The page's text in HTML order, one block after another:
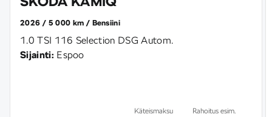
2026 5 000 km Bensiini
1.0 TSI 116 Selection DSG Autom.
Sijainti: Espoo
Käteismaksu Rahoitus esim.